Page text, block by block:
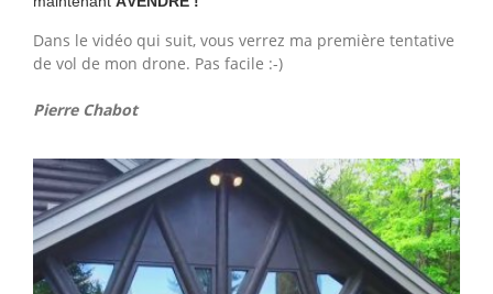
Dans le vidéo qui suit, vous verrez ma première tentative
de vol de mon drone. Pas facile :-)
​Pierre Chabot